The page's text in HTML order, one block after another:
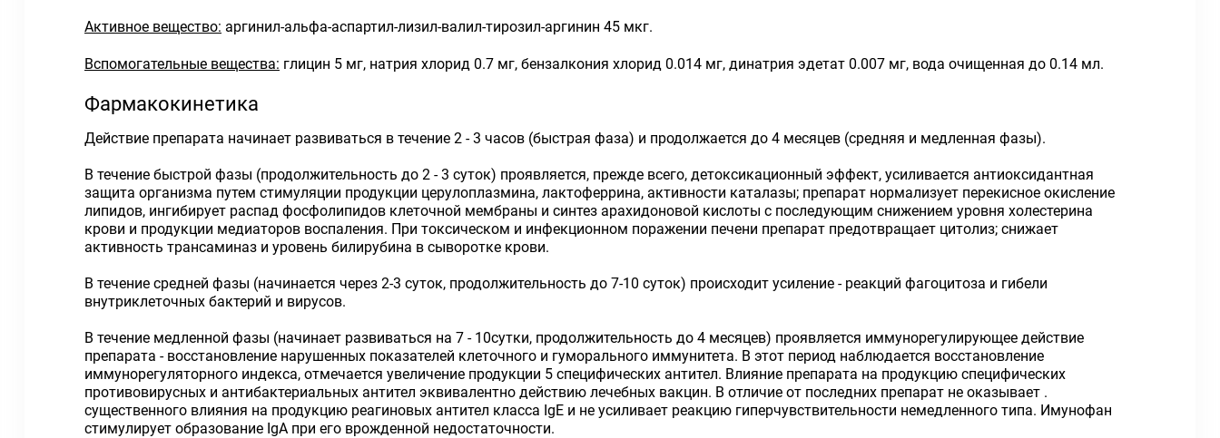
Активное вещество: аргинил-альфа-аспартил-лизил-валил-тирозил-аргинин 45 мкг.
Вспомогательные вещества: глицин 5 мг, натрия хлорид 0.7 мг, бензалкония хлорид 0.014 мг, динатрия эдетат 0.007 мг, вода очищенная до 0.14 мл.
Фармакокинетика
Действие препарата начинает развиваться в течение 2 - 3 часов (быстрая фаза) и продолжается до 4 месяцев (средняя и медленная фазы).
В течение быстрой фазы (продолжительность до 2 - 3 суток) проявляется, прежде всего, детоксикационный эффект, усиливается антиоксидантная
защита организма путем стимуляции продукции церулоплазмина, лактоферрина, активности каталазы; препарат нормализует перекисное окисление
липидов, ингибирует распад фосфолипидов клеточной мембраны и синтез арахидоновой кислоты с последующим снижением уровня холестерина
крови и продукции медиаторов воспаления. При токсическом и инфекционном поражении печени препарат предотвращает цитолиз; снижает
активность трансаминаз и уровень билирубина в сыворотке крови.
В течение средней фазы (начинается через 2-3 суток, продолжительность до 7-10 суток) происходит усиление - реакций фагоцитоза и гибели
внутриклеточных бактерий и вирусов.
В течение медленной фазы (начинает развиваться на 7 - 10сутки, продолжительность до 4 месяцев) проявляется иммунорегулирующее действие
препарата - восстановление нарушенных показателей клеточного и гуморального иммунитета. В этот период наблюдается восстановление
иммунорегуляторного индекса, отмечается увеличение продукции 5 специфических антител. Влияние препарата на продукцию специфических
противовирусных и антибактериальных антител эквивалентно действию лечебных вакцин. В отличие от последних препарат не оказывает .
существенного влияния на продукцию реагиновых антител класса IgE и не усиливает реакцию гиперчувствительности немедленного типа. Имунофан
стимулирует образование IgA при его врожденной недостаточности.